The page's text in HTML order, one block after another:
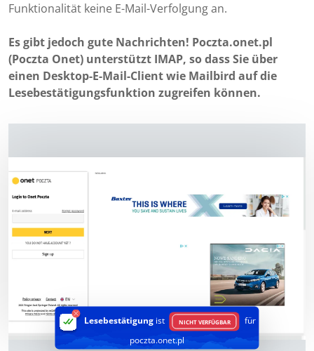
Funktionalität keine E-Mail-Verfolgung an.
Es gibt jedoch gute Nachrichten! Poczta.onet.pl
(Poczta Onet) unterstützt IMAP, so dass Sie über
einen Desktop-E-Mail-Client wie Mailbird auf die
Lesebestätigungsfunktion zugreifen können.
Lesebestätigungist NICHT VERFÜGBAR
für
poczta.onet.pl